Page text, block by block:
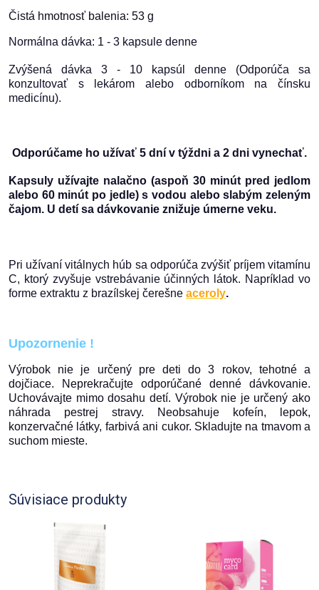
Čistá hmotnosť balenia: 53 g
Normálna dávka: 1 - 3 kapsule denne
Zvýšená dávka 3 - 10 kapsúl denne (Odporúča sa
konzultovať s lekárom alebo odborníkom na čínsku
medicínu).
Odporúčame ho užívať 5 dní v týždni a 2 dni vynechať.
Kapsuly užívajte nalačno (aspoň 30 minút pred jedlom
alebo 60 minút po jedle) s vodou alebo slabým zeleným
čajom. U detí sa dávkovanie znižuje úmerne veku.
Pri užívaní vitálnych húb sa odporúča zvýšiť príjem vitamínu
C, ktorý zvyšuje vstrebávanie účinných látok. Napríklad vo
forme extraktu z brazílskej čerešne aceroly.
Upozornenie !
Výrobok nie je určený pre deti do 3 rokov, tehotné a
dojčiace. Neprekračujte odporúčané denné dávkovanie.
Uchovávajte mimo dosahu detí. Výrobok nie je určený ako
náhrada pestrej stravy. Neobsahuje kofeín, lepok,
konzervačné látky, farbivá ani cukor. Skladujte na tmavom a
suchom mieste.
Súvisiace produkty